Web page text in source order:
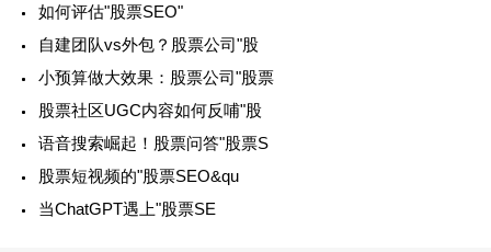
如何评估"股票SEO"
自建团队vs外包？股票公司"股
小预算做大效果：股票公司"股票
股票社区UGC内容如何反哺"股
语音搜索崛起！股票问答"股票S
股票短视频的"股票SEO&qu
当ChatGPT遇上"股票SE